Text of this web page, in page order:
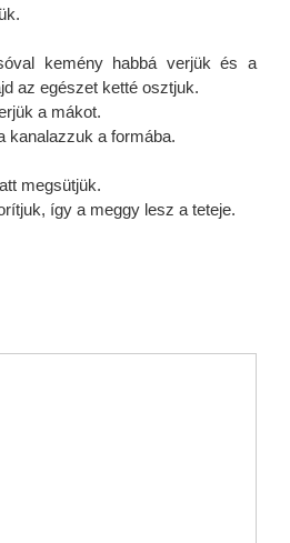
kemény habbá verjük és a
az egészet ketté osztjuk.
a mákot.
kanalazzuk a formába.
megsütjük.
így a meggy lesz a teteje.